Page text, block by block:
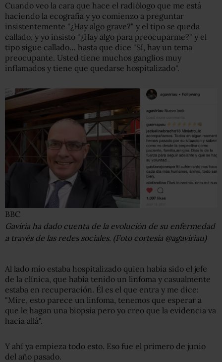
Cuando veo la cara que hace el radiólogo que me está
haciendo la ecografía y yo comienzo a preguntar
insistentemente "¿Hay algo grave?" y el tipo se queda
callado, y yo insisto "¿Hay algo para preocuparme?" y el
tipo sigue callado… hasta que dice "Sí, hay un tema
preocupante. Usted tiene muchos ganglios muy
inflamados y tiene que quedarse hospitalizado".
BBC
Gaviria ha dado cuenta de la evolución de su enfermedad
a través de las redes sociales. (Foto cortesía @agaviriau)
Al lado mío estaba hospitalizado quien había sido el jefe
de la clínica, que había tenido un linfoma y casualmente
estaba en recuperación. Él es el que entra y me dice:
"Mire, esto parece un linfoma, tenemos que esperar a
que le hagan una biopsia pero yo creo que la evidencia va
hacia allá".
Y ahí ya empieza todo esto. Eso fue el primero de junio
del año pasado.